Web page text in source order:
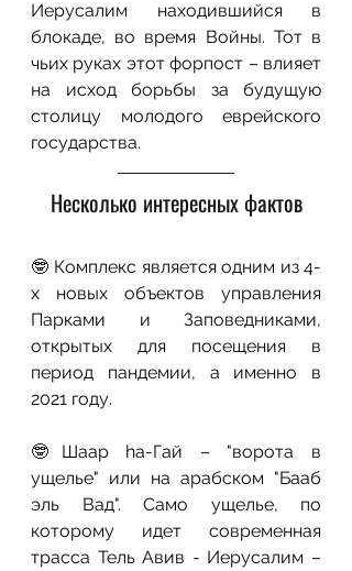
Иерусалим находившийся в
блокаде, во время Войны. Тот в
чьих руках этот форпост – влияет
на исход борьбы за будущую
столицу молодого еврейского
государства.
Несколько интересных фактов
🤓 Комплекс является одним из 4-
х новых объектов управления
Парками и Заповедниками,
открытых для посещения в
период пандемии, а именно в
2021 году.
🤓 Шаар ha-Гай – "ворота в
ущелье" или на арабском "Бааб
эль Вад". Само ущелье, по
которому идет современная
трасса Тель Авив - Иерусалим –